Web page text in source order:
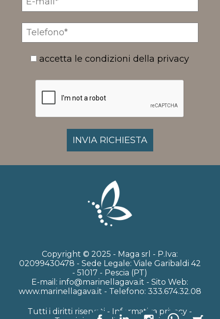
accetta le condizioni della privacy
Copyright © 2025 - Maga srl - P.Iva:
02099430478 - Sede Legale: Viale Garibaldi 42
- 51017 - Pescia (PT)
E-mail: info@marinellagava.it - Sito Web:
www.marinellagava.it - Telefono: 333.674.32.08
Tutti i diritti riservati - Informativa privacy -